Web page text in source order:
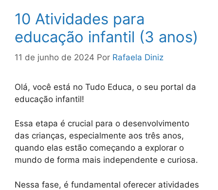
10 Atividades para
educação infantil (3 anos)
11 de junho de 2024 Por Rafaela Diniz
Olá, você está no Tudo Educa, o seu portal da
educação infantil!
Essa etapa é crucial para o desenvolvimento
das crianças, especialmente aos três anos,
quando elas estão começando a explorar o
mundo de forma mais independente e curiosa.
Nessa fase, é fundamental oferecer atividades